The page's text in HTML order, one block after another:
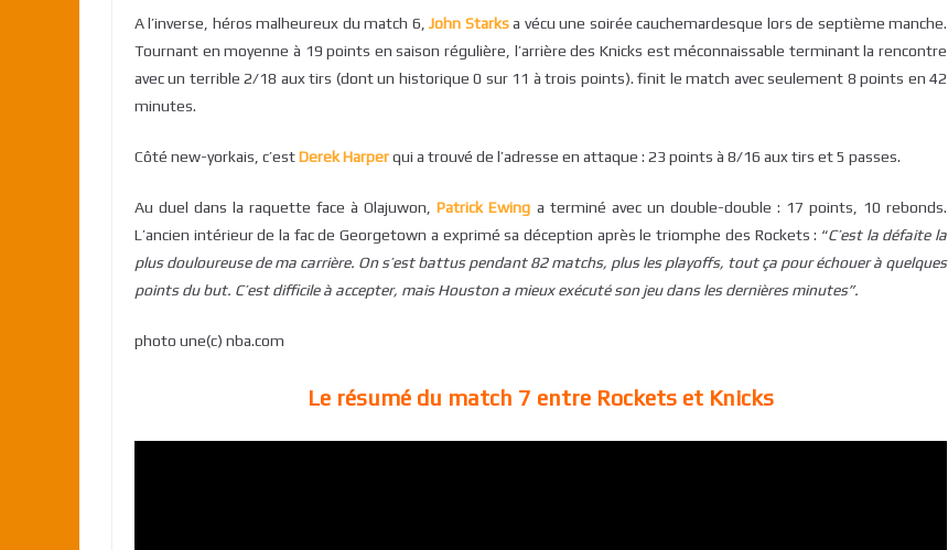
A l’inverse, héros malheureux du match 6,John Starksa vécu une soirée cauchemardesque lors de septième manche.
Tournant en moyenne à 19 points en saison régulière, l’arrière des Knicks est méconnaissable terminant la rencontre
avec un terrible 2/18 aux tirs (dont un historique 0 sur 11 à trois points). finit le match avec seulement 8 points en 42
minutes.
Côté new-yorkais, c’estDerek Harperqui a trouvé de l’adresse en attaque : 23 points à 8/16 aux tirs et 5 passes.
Au duel dans la raquette face à Olajuwon,Patrick Ewing a terminé avec un double-double : 17 points, 10 rebonds.
L’ancien intérieur de la fac de Georgetown a exprimé sa déception après le triomphe des Rockets : “C’est la défaite la
plus douloureuse de ma carrière. On s’est battus pendant 82 matchs, plus les playoffs, tout ça pour échouer à quelques
points du but. C’est difficile à accepter, mais Houston a mieux exécuté son jeu dans les dernières minutes”.
photo une(c) nba.com
Le résumé du match 7 entre Rockets et Knicks